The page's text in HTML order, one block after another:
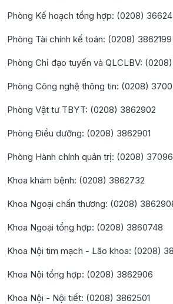
Phòng Kế hoạch tổng hợp: (0208)
Phòng Tài chính kế toán: (0208) 3862199
Phòng Chỉ đạo tuyến và QLCLBV:
Phòng Công nghệ thông tin: (0208)
Phòng Vật tư TBYT: (0208) 3862902
Phòng Điều dưỡng: (0208) 3862901
Phòng Hành chính quản trị: (0208)
Khoa khám bệnh: (0208) 3862732
Khoa Ngoại chấn thương: (0208)
Khoa Ngoại tổng hợp: (0208) 3860748
Khoa Nội tim mạch - Lão khoa: (0208)
Khoa Nội tổng hợp: (0208) 3862906
Khoa Nội - Nội tiết: (0208) 3862501